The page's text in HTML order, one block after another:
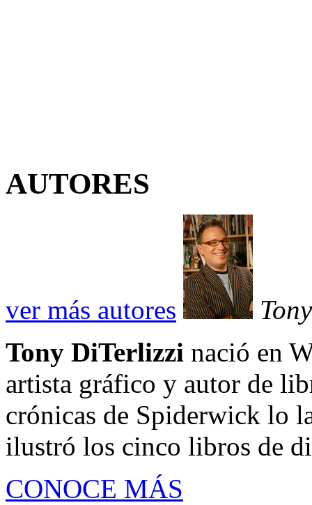
AUTORES
ver más autores
Tony DiTerlizzi nació en
artista gráfico y autor de
crónicas de Spiderwick lo
ilustró los cinco libros de
CONOCE MÁS